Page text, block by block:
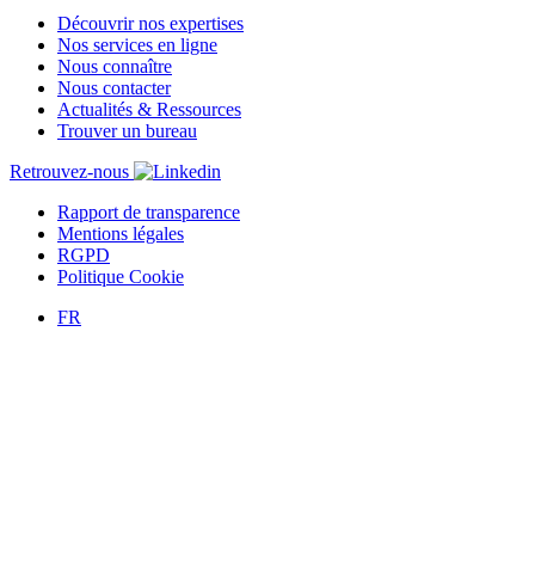
Découvrir nos expertises
Nos services en ligne
Nous connaître
Nous contacter
Actualités & Ressources
Trouver un bureau
Retrouvez-nous
Rapport de transparence
Mentions légales
RGPD
Politique Cookie
FR